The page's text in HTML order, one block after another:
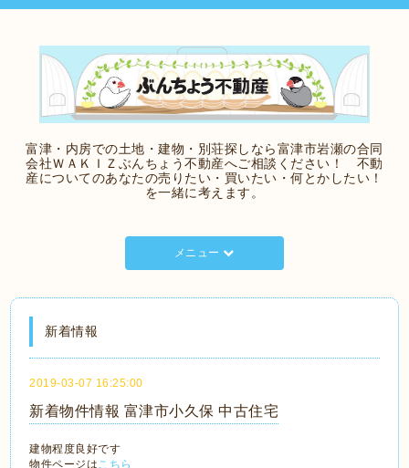
富津・内房での土地・建物・別荘探しなら富津市岩瀬の合同
会社ＷＡＫＩＺぶんちょう不動産へご相談ください！ 不動
産についてのあなたの売りたい・買いたい・何とかしたい！
を一緒に考えます。
メニュー
新着情報
2019-03-07 16:25:00
新着物件情報 富津市小久保 中古住宅
建物程度良好です
物件ページはこちら